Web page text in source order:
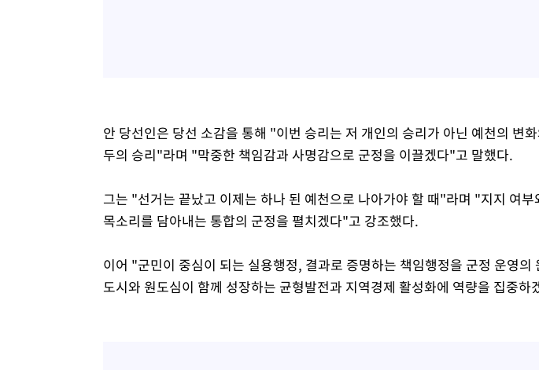
안 당선인은 당선 소감을 통해 "이번 승리는 저 개인의 승리가 아닌 예천의 변
두의 승리"라며 "막중한 책임감과 사명감으로 군정을 이끌겠다"고 말했다.
그는 "선거는 끝났고 이제는 하나 된 예천으로 나아가야 할 때"라며 "지지 여부
목소리를 담아내는 통합의 군정을 펼치겠다"고 강조했다.
이어 "군민이 중심이 되는 실용행정, 결과로 증명하는 책임행정을 군정 운영
도시와 원도심이 함께 성장하는 균형발전과 지역경제 활성화에 역량을 집중하